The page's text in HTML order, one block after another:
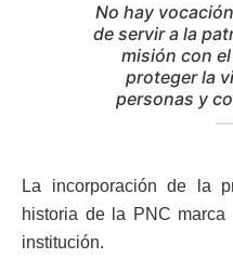
No hay
de servir a la
misión con
proteger la
personas y
La incorporación de la
historia de la PNC
institución.